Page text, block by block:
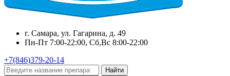
г. Самара, ул. Гагарина, д. 49
Пн-Пт 7:00-22:00, Сб,Вс 8:00-22:00
+7(846)379-20-14
Найти